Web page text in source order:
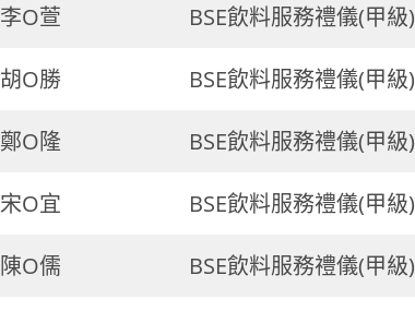
李O萱 BSE飲料服務禮儀(甲級)
胡O勝 BSE飲料服務禮儀(甲級)
鄭O隆 BSE飲料服務禮儀(甲級)
宋O宜 BSE飲料服務禮儀(甲級)
陳O儒 BSE飲料服務禮儀(甲級)